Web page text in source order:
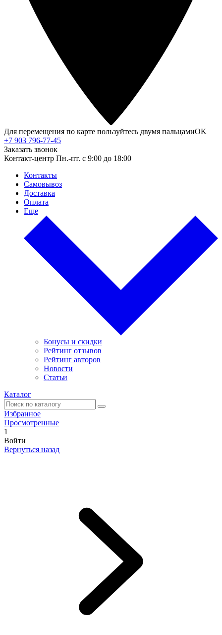
Для перемещения по карте пользуйтесь двумя пальцамиOK
+7 903 796-77-45
Заказать звонок
Контакт-центр Пн.-пт. с 9:00 до 18:00
Контакты
Самовывоз
Доставка
Оплата
Еще
Бонусы и скидки
Рейтинг отзывов
Рейтинг авторов
Новости
Статьи
Каталог
Избранное
Просмотренные
1
Войти
Вернуться назад